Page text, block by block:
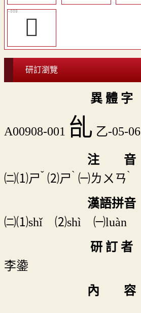
󱑗
研訂瀏覽
異 體 字
A00908-001 乨 乙-05-06
注 音
㈡⑴ㄕˇ ⑵ㄕˋ ㈠ㄌㄨㄢˋ
漢語拼音
㈡⑴shǐ ⑵shì ㈠luàn
研 訂 者
李鍌
內 容